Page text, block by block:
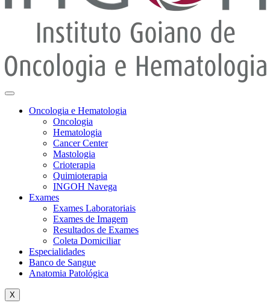
Oncologia e Hematologia
Oncologia
Hematologia
Cancer Center
Mastologia
Crioterapia
Quimioterapia
INGOH Navega
Exames
Exames Laboratoriais
Exames de Imagem
Resultados de Exames
Coleta Domiciliar
Especialidades
Banco de Sangue
Anatomia Patológica
X